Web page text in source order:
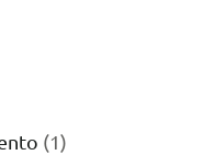
(1)